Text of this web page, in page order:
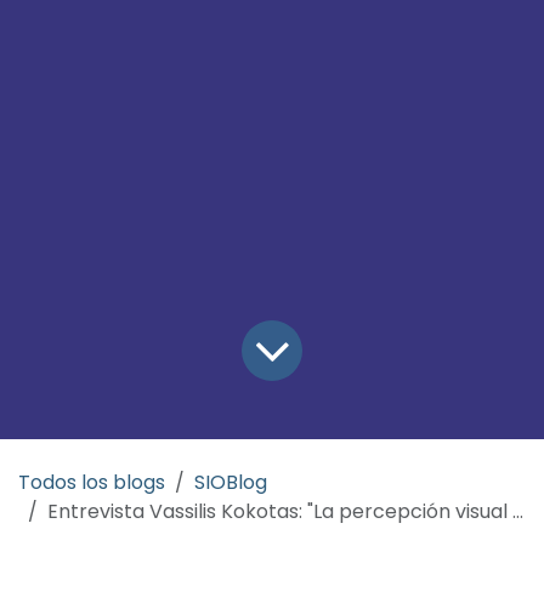
Todos los blogs
SIOBlog
Entrevista Vassilis Kokotas: "La percepción visual refleja nuestra verdad personal sobre cómo experimentamos el mundo en el que vivimos."